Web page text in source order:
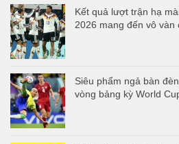
Kết quả lượt trận hạ
2026 mang đến vô vàn
Siêu phẩm ngả bàn
vòng bảng kỳ World